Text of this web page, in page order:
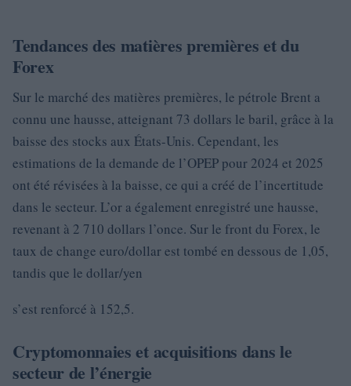
Tendances des matières premières et du
Forex
Sur le marché des matières premières, le pétrole Brent a
connu une hausse, atteignant 73 dollars le baril, grâce à la
baisse des stocks aux États-Unis. Cependant, les
estimations de la demande de l’OPEP pour 2024 et 2025
ont été révisées à la baisse, ce qui a créé de l’incertitude
dans le secteur. L’or a également enregistré une hausse,
revenant à 2 710 dollars l’once. Sur le front du Forex, le
taux de change euro/dollar est tombé en dessous de 1,05,
tandis que le dollar/yen
s’est renforcé à 152,5.
Cryptomonnaies et acquisitions dans le
secteur de l’énergie